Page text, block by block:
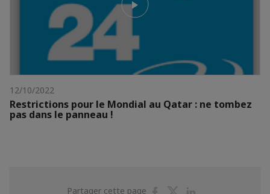
12/10/2022
Restrictions pour le Mondial au Qatar : ne tombez
pas dans le panneau !
Partager cette page
PartagerPartager